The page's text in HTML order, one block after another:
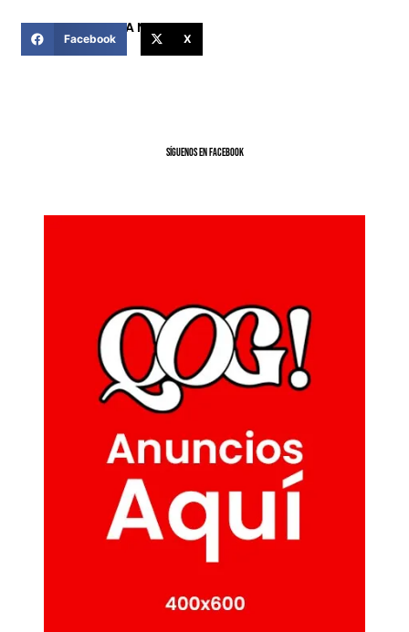
COMPARTIR ESTA NOTICIA
Facebook X
SíGUENOS EN FACEBOOK